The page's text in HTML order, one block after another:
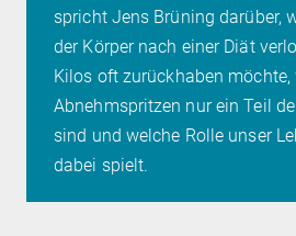
spricht Jens Brüning darüber,
der Körper nach einer Diät
Kilos oft zurückhaben möchte,
Abnehmspritzen nur ein Teil
sind und welche Rolle unser
dabei spielt.